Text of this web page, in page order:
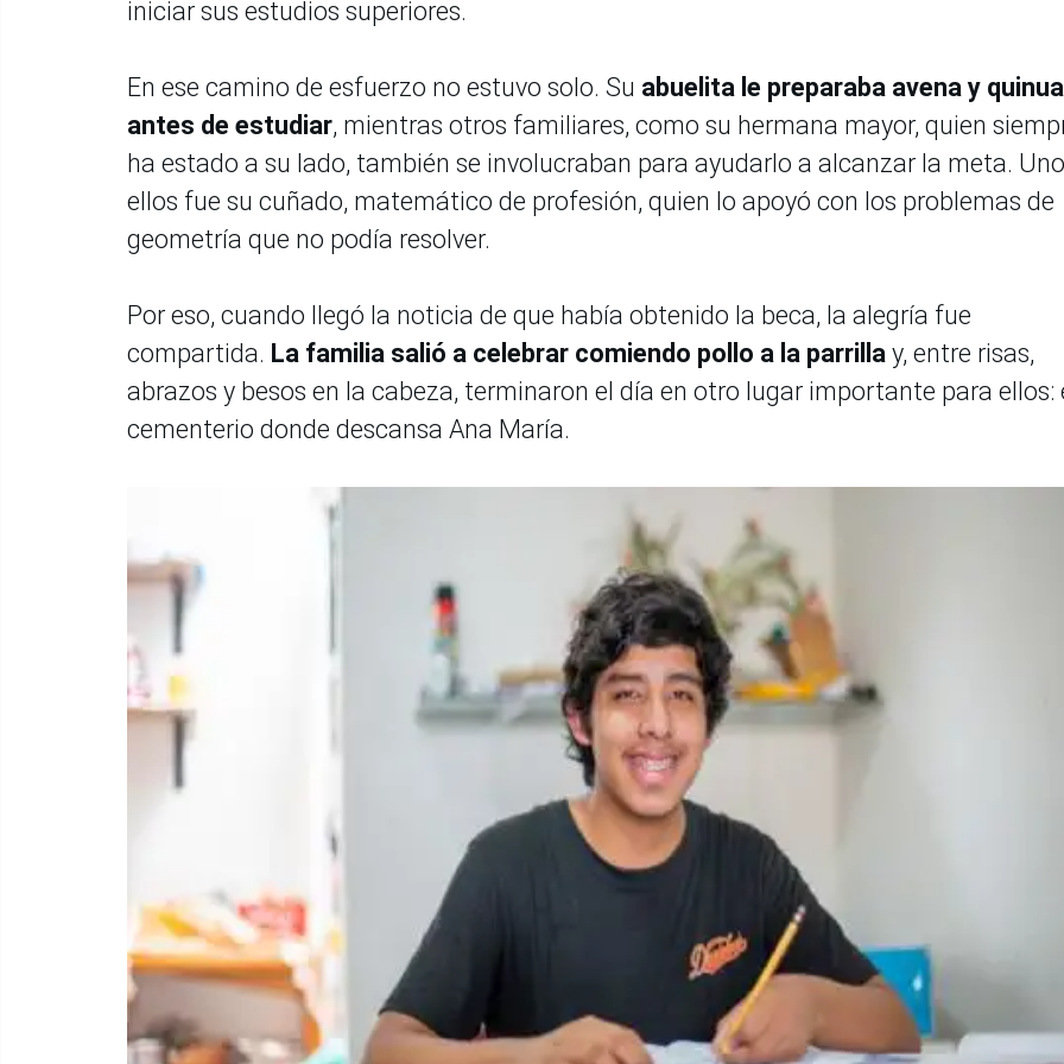
iniciar sus estudios superiores.
En ese camino de esfuerzo no estuvo solo. Su abuelita le preparaba avena y quinua
antes de estudiar, mientras otros familiares, como su hermana mayor, quien
ha estado a su lado, también se involucraban para ayudarlo a alcanzar la meta.
ellos fue su cuñado, matemático de profesión, quien lo apoyó con los problemas de
geometría que no podía resolver.
Por eso, cuando llegó la noticia de que había obtenido la beca, la alegría fue
compartida. La familia salió a celebrar comiendo pollo a la parrilla y, entre risas,
abrazos y besos en la cabeza, terminaron el día en otro lugar importante para ellos:
cementerio donde descansa Ana María.